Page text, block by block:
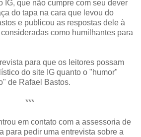
IG, que não cumpre com seu dever
do tapa na cara que levou do
e publicou as respostas dele à
como humilhantes para
para que os leitores possam
do site IG quanto o "humor"
de Rafael Bastos.
***
em contato com a assessoria de
para pedir uma entrevista sobre a